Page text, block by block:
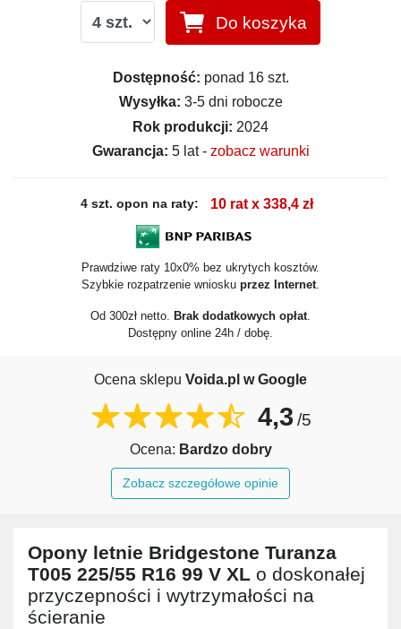
Do koszyka
Dostępność: ponad 16 szt.
Wysyłka: 3-5 dni robocze
Rok produkcji: 2024
Gwarancja: 5 lat - zobacz warunki
4 szt. opon na raty: 10 rat x 338,4 zł
Prawdziwe raty 10x0% bez ukrytych kosztów.
Szybkie rozpatrzenie wniosku przez Internet
Od 300zł netto. Brak dodatkowych opłat
Dostępny online 24h / dobę.
Ocena sklepu Voida.pl w Google
4,3 /5
Ocena: Bardzo dobry
Zobacz szczegółowe opinie
Opony letnie Bridgestone Turanza
T005 225/55 R16 99 V XL o doskonałej
przyczepności i wytrzymałości na
ścieranie